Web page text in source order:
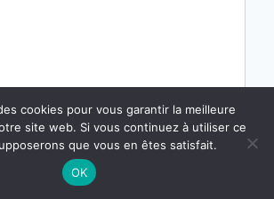
cookies pour vous garantir la meilleure
site web. Si vous continuez à utiliser ce
que vous en êtes satisfait.
OK